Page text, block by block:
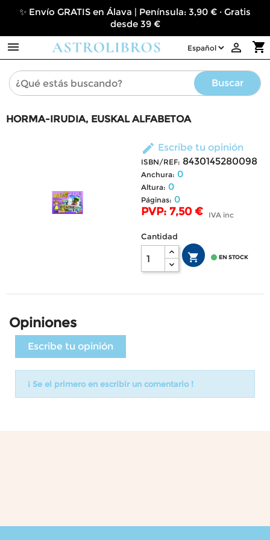
✨ Envío GRATIS en Álava | Península: 3,90 € · Gratis
desde 39 €
 shopping_cart

Buscar
HORMA-IRUDIA, EUSKAL ALFABETOA
edit Escribe tu opinión
ISBN/REF: 8430145280098
Anchura: 0
Altura: 0
Páginas: 0
PVP: 7,50 € IVA inc
Cantidad
  EN STOCK
Opiniones
Escribe tu opinión
¡ Se el primero en escribir un comentario !